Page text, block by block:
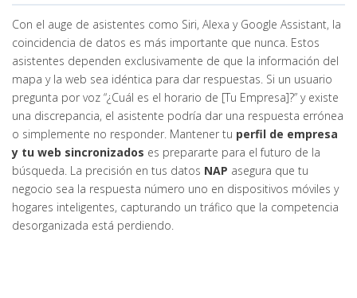
Con el auge de asistentes como Siri, Alexa y Google Assistant, la
coincidencia de datos es más importante que nunca. Estos
asistentes dependen exclusivamente de que la información del
mapa y la web sea idéntica para dar respuestas. Si un usuario
pregunta por voz “¿Cuál es el horario de [Tu Empresa]?” y existe
una discrepancia, el asistente podría dar una respuesta errónea
o simplemente no responder. Mantener tu perfil de empresa
y tu web sincronizados es prepararte para el futuro de la
búsqueda. La precisión en tus datos NAP asegura que tu
negocio sea la respuesta número uno en dispositivos móviles y
hogares inteligentes, capturando un tráfico que la competencia
desorganizada está perdiendo.